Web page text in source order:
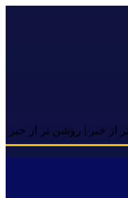
| روشن تر از خبر |